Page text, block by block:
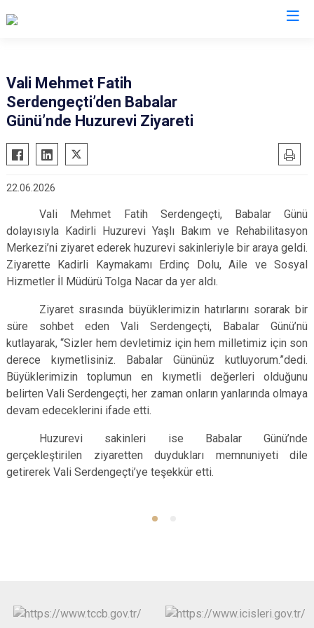
Vali Mehmet Fatih
Serdengeçti’den Babalar
Günü’nde Huzurevi Ziyareti
22.06.2026
Vali Mehmet Fatih Serdengeçti, Babalar Günü
dolayısıyla Kadirli Huzurevi Yaşlı Bakım ve Rehabilitasyon
Merkezi’ni ziyaret ederek huzurevi sakinleriyle bir araya geldi.
Ziyarette Kadirli Kaymakamı Erdinç Dolu, Aile ve Sosyal
Hizmetler İl Müdürü Tolga Nacar da yer aldı.
Ziyaret sırasında büyüklerimizin hatırlarını sorarak bir
süre sohbet eden Vali Serdengeçti, Babalar Günü’nü
kutlayarak, “Sizler hem devletimiz için hem milletimiz için son
derece kıymetlisiniz. Babalar Gününüz kutluyorum.”dedi.
Büyüklerimizin toplumun en kıymetli değerleri olduğunu
belirten Vali Serdengeçti, her zaman onların yanlarında olmaya
devam edeceklerini ifade etti.
Huzurevi sakinleri ise Babalar Günü’nde
gerçekleştirilen ziyaretten duydukları memnuniyeti dile
getirerek Vali Serdengeçti’ye teşekkür etti.